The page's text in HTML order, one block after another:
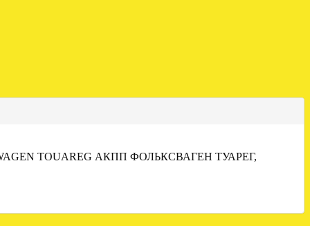
TOUAREG АКПП ФОЛЬКСВАГЕН ТУАРЕГ,